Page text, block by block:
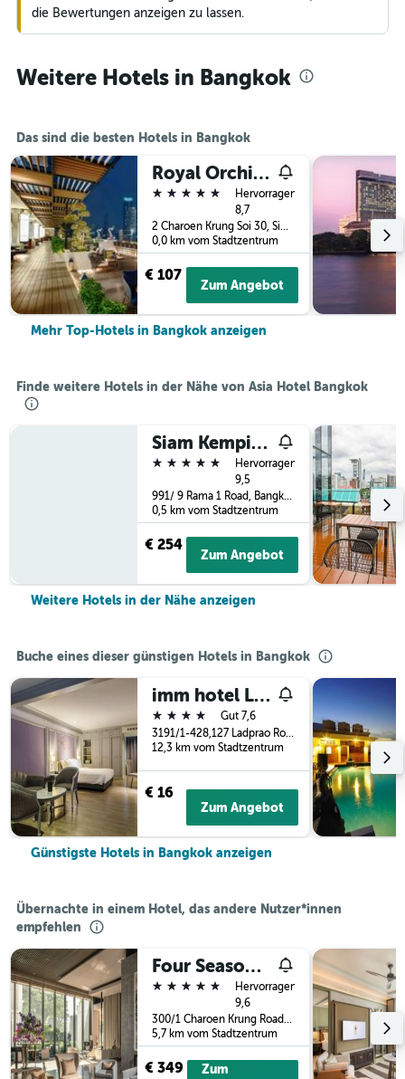
die Bewertungen anzeigen zu lassen.
Weitere Hotels in Bangkok
Das sind die besten Hotels in Bangkok
Royal Orchid Sheraton Riverside Hotel Bangkok
5 Sterne
Hervorragend
8,7
2 Charoen Krung Soi 30, Siphya, Bangkok, Thailand
0,0 km vom Stadtzentrum
€ 107
Zum Angebot
Mehr Top-Hotels in Bangkok anzeigen
Finde weitere Hotels in der Nähe von Asia Hotel Bangkok
Siam Kempinski Hotel Bangkok
5 Sterne
Hervorragend
9,5
991/ 9 Rama 1 Road, Bangkok, Thailand
0,5 km vom Stadtzentrum
€ 254
Zum Angebot
Weitere Hotels in der Nähe anzeigen
Buche eines dieser günstigen Hotels in Bangkok
imm hotel Ladprao Bangkapi Bangkok
4 Sterne
Gut 7,6
3191/1-428,127 Ladprao Road, Klongchan, 3191, Bangkok, Thailand
12,3 km vom Stadtzentrum
€ 16
Zum Angebot
Günstigste Hotels in Bangkok anzeigen
Übernachte in einem Hotel, das andere Nutzer*innen
empfehlen
Four Seasons Hotel Bangkok at Chao Phraya River
5 Sterne
Hervorragend
9,6
300/1 Charoen Krung Road, Sathorn, Bangkok, Thailand
5,7 km vom Stadtzentrum
€ 349
Zum